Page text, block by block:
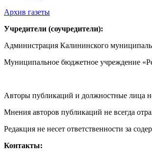
Архив газеты
Учредители (соучредители):
Администрация Калининского
Муниципальное бюджетное учреждение
Авторы публикаций и должностные лица
Мнения авторов публикаций не всегда
Редакция не несет ответственности за
Контакты: